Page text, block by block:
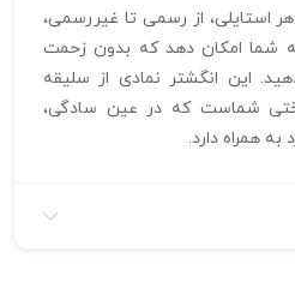
استایلی، از رسمی تا غیررسمی،
شما امکان دهد که بدون زحمت
این انگشتر نمادی از سلیقه
شماست که در عین سادگی،
همراه دارد.